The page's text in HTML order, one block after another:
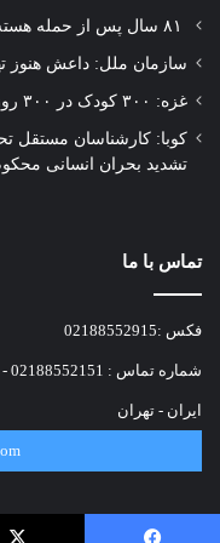
پزشکان بدون مرز و
غیردولتی و
متعهد وارد این
با تلاش‌های خود
وارد سازند و آن‌ها
جهانی؛ مانند
به کودکان را در
امنیت جهانی قرار
دانشگاه آزاد
سازمان ملل: داعش هنوز
غزه: ۳۰۰ کودک در ۳۰۰ روز «آتش‌بس» اسرائیل و حماس کشته شدند
کوبا: کارشناسان مستقل
تشدید بحران انسانی
تماس با ما
فکس :02188552915
شماره تماس : 02188552151 - 02188552915 - 02188552536
ایران - تهران